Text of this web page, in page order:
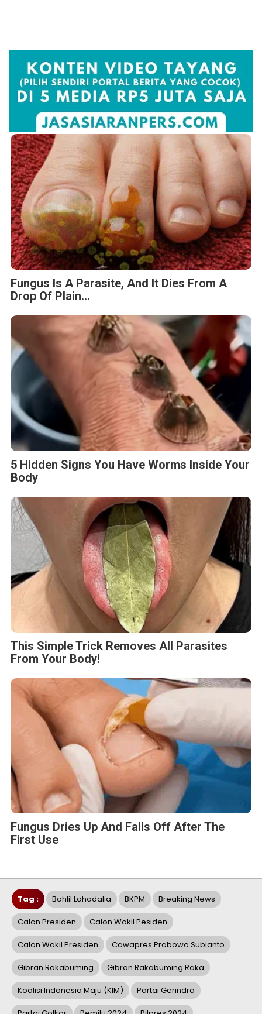
Fungus Is A Parasite, And It Dies From A
Drop Of Plain...
5 Hidden Signs You Have Worms Inside Your
Body
This Simple Trick Removes All Parasites
From Your Body!
Fungus Dries Up And Falls Off After The
First Use
Tag : Bahlil Lahadalia BKPM Breaking News
Calon Presiden Calon Wakil Pesiden
Calon Wakil Presiden Cawapres Prabowo Subianto
Gibran Rakabuming Gibran Rakabuming Raka
Koalisi Indonesia Maju (KIM) Partai Gerindra